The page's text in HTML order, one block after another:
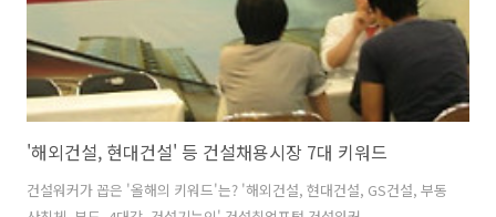
'해외건설, 현대건설' 등 건설채용시장 7대 키워드
건설워커가 꼽은 '올해의 키워드'는? '해외건설, 현대건설, GS건설, 부동